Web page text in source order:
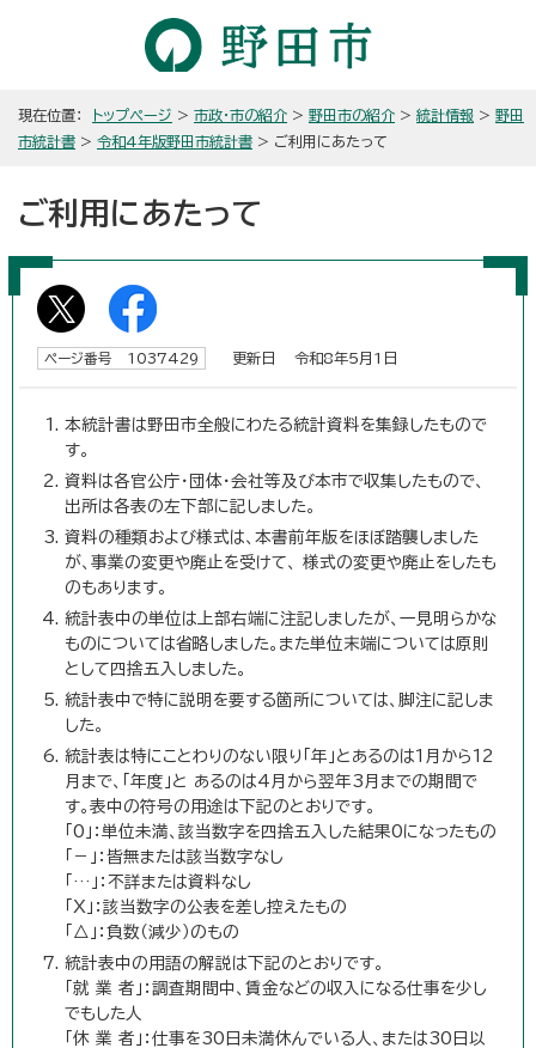
現在位置： トップページ > 市政・市の紹介 > 野田市の紹介 > 統計情報 > 野田
市統計書 > 令和4年版野田市統計書 > ご利用にあたって
ご利用にあたって
ページ番号 1037429 更新日 令和8年5月1日
本統計書は野田市全般にわたる統計資料を集録したもので
す。
資料は各官公庁・団体・会社等及び本市で収集したもので、
出所は各表の左下部に記しました。
資料の種類および様式は、本書前年版をほぼ踏襲しました
が、事業の変更や廃止を受けて、 様式の変更や廃止をしたも
のもあります。
統計表中の単位は上部右端に注記しましたが、一見明らかな
ものについては省略しました。また単位末端については原則
として四捨五入しました。
統計表中で特に説明を要する箇所については、脚注に記しま
した。
統計表は特にことわりのない限り「年」とあるのは1月から12
月まで、「年度」と あるのは4月から翌年3月までの期間で
す。表中の符号の用途は下記のとおりです。
「0」：単位未満、該当数字を四捨五入した結果0になったもの
「－」：皆無または該当数字なし
「…」：不詳または資料なし
「X」：該当数字の公表を差し控えたもの
「△」：負数（減少）のもの
統計表中の用語の解説は下記のとおりです。
「就 業 者」：調査期間中、賃金などの収入になる仕事を少し
でもした人
「休 業 者」：仕事を30日未満休んでいる人、または30日以